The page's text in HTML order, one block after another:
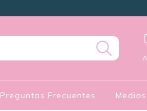
Preguntas Frecuentes